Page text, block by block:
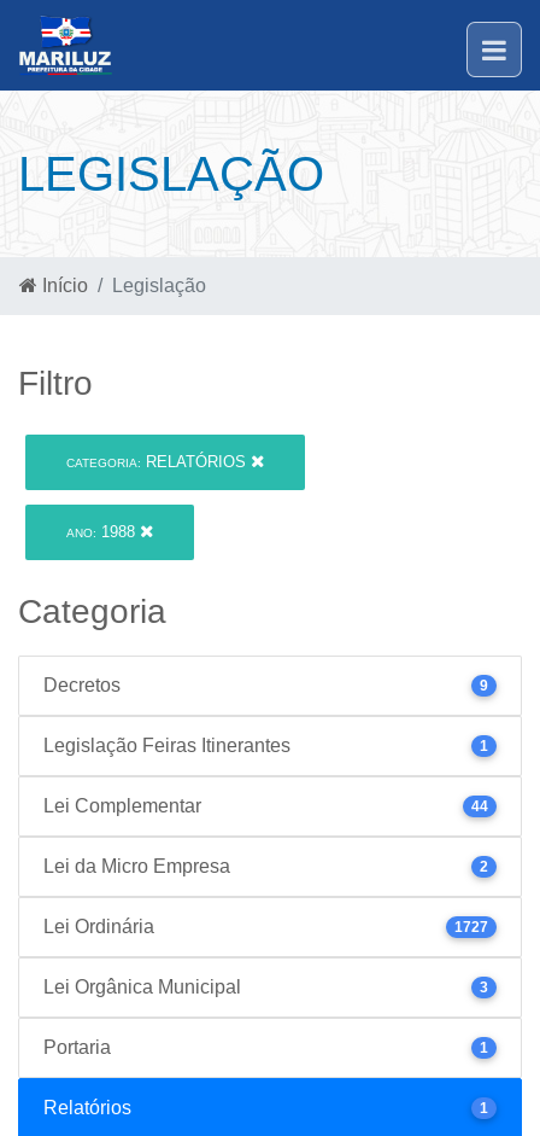
LEGISLAÇÃO
Início Legislação
Filtro
CATEGORIA: RELATÓRIOS
ANO: 1988
Categoria
Decretos 9
Legislação Feiras Itinerantes 1
Lei Complementar 44
Lei da Micro Empresa 2
Lei Ordinária 1727
Lei Orgânica Municipal 3
Portaria 1
Relatórios 1